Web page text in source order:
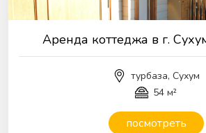
Аренда коттеджа в г.
турбаза, Сухум
54 м²
посмотреть